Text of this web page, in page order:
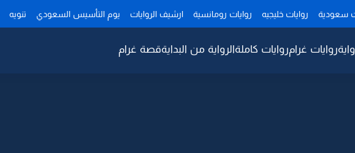
سعودية روايات خليجيه روايات رومانسية ارشيف الروايات يوم التأسيس السعودي تنويه
روايات غرامروايات كاملةالرواية من البدايةقصة غرام